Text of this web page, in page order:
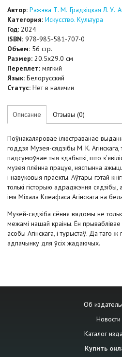
Автор: Ражэва Т. М. Градзіцкая Л. У.
Категория: Искусство. Культура
Год: 2024
ISBN: 978-985-581-707-0
Объем: 56 стр.
Размер: 20.5x29.0 см
Переплет: мягкий
Язык: Белорусский
Статус: Нет в наличии
Описание Отзывы (0)
Поўнакаляровае ілюстраванае
годдзя Музея-сядзібы М. К. Агінскага,
падсумоўвае тыя здабыткі, што
музея плённа працуе, няспынна
і навуковыя праекты. Аўтары гэтай
толькі гісторыю адраджэння сядзібы,
імя Міхала Клеафаса Агінскага на
Музей-сядзіба сёння вядомы не
межамі нашай краіны. Ён прываблівае
асобы Агінскага, і турыстаў. Да таго
адпачынку для ўсіх жадаючых.
Об
Новости
Каталог
Купить